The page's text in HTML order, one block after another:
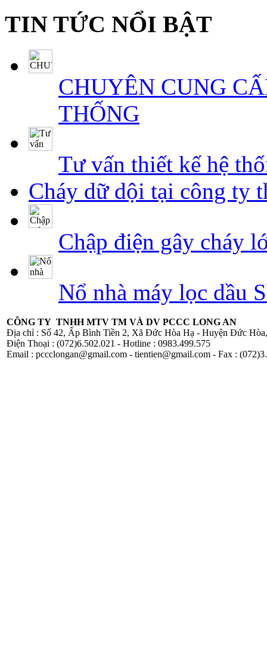
TIN TỨC NỔI BẬT
CHUYÊN CUNG
THỐNG
Tư vấn thiết kế hệ
Cháy dữ dội tại công ty
Chập điện gây cháy
Nổ nhà máy lọc dầu
CÔNG TY TNHH MTV TM VÀ DV PCCC LONG AN
Địa chỉ : Số 42, Ấp Bình Tiền 2, Xã Đức Hòa Hạ - Huyện Đức
Điện Thoại : (072)6.502.021 - Hotline : 0983.499.575
Email : pccclongan@gmail.com - tientien@gmail.com - Fax :